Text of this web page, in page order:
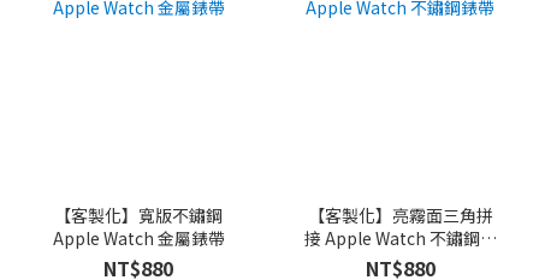
【客製化】寬版不鏽鋼
Apple Watch 金屬錶帶
NT$880
【客製化】亮霧面三角拼
接 Apple Watch 不鏽鋼錶
帶
NT$880